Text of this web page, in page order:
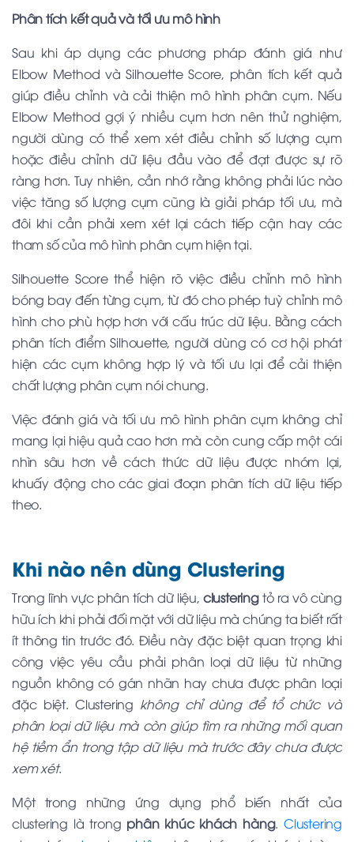
Phân tích kết quả và tối ưu mô hình
Sau khi áp dụng các phương pháp đánh giá như
Elbow Method và Silhouette Score, phân tích kết quả
giúp điều chỉnh và cải thiện mô hình phân cụm. Nếu
Elbow Method gợi ý nhiều cụm hơn nên thử nghiệm,
người dùng có thể xem xét điều chỉnh số lượng cụm
hoặc điều chỉnh dữ liệu đầu vào để đạt được sự rõ
ràng hơn. Tuy nhiên, cần nhớ rằng không phải lúc nào
việc tăng số lượng cụm cũng là giải pháp tối ưu, mà
đôi khi cần phải xem xét lại cách tiếp cận hay các
tham số của mô hình phân cụm hiện tại.
Silhouette Score thể hiện rõ việc điều chỉnh mô hình
bóng bay đến từng cụm, từ đó cho phép tuỳ chỉnh mô
hình cho phù hợp hơn với cấu trúc dữ liệu. Bằng cách
phân tích điểm Silhouette, người dùng có cơ hội phát
hiện các cụm không hợp lý và tối ưu lại để cải thiện
chất lượng phân cụm nói chung.
Việc đánh giá và tối ưu mô hình phân cụm không chỉ
mang lại hiệu quả cao hơn mà còn cung cấp một cái
nhìn sâu hơn về cách thức dữ liệu được nhóm lại,
khuấy động cho các giai đoạn phân tích dữ liệu tiếp
theo.
Khi nào nên dùng Clustering
Trong lĩnh vực phân tích dữ liệu, clusteringtỏ ra vô cùng
hữu ích khi phải đối mặt với dữ liệu mà chúng ta biết rất
ít thông tin trước đó. Điều này đặc biệt quan trọng khi
công việc yêu cầu phải phân loại dữ liệu từ những
nguồn không có gán nhãn hay chưa được phân loại
đặc biệt. Clustering không chỉ dùng để tổ chức và
phân loại dữ liệu mà còn giúp tìm ra những mối quan
hệ tiềm ẩn trong tập dữ liệu mà trước đây chưa được
xem xét.
Một trong những ứng dụng phổ biến nhất của
clustering là trong phân khúc khách hàng. Clustering